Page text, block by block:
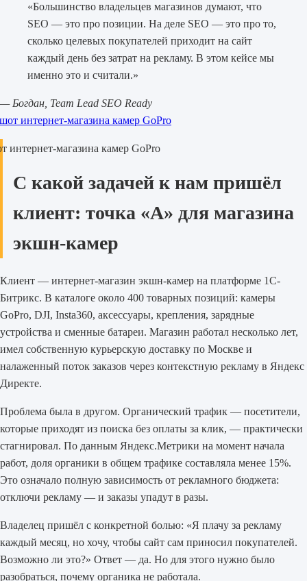
«Большинство владельцев магазинов думают, что
SEO — это про позиции. На деле SEO — это про то,
сколько целевых покупателей приходит на сайт
каждый день без затрат на рекламу. В этом кейсе мы
именно это и считали.»
— Богдан, Team Lead SEO Ready
интернет-магазина камер GoPro
С какой задачей к нам пришёл
клиент: точка «А» для магазина
экшн-камер
Клиент — интернет-магазин экшн-камер на платформе 1С-
Битрикс. В каталоге около 400 товарных позиций: камеры
GoPro, DJI, Insta360, аксессуары, крепления, зарядные
устройства и сменные батареи. Магазин работал несколько лет,
имел собственную курьерскую доставку по Москве и
налаженный поток заказов через контекстную рекламу в Яндекс
Директе.
Проблема была в другом. Органический трафик — посетители,
которые приходят из поиска без оплаты за клик, — практически
стагнировал. По данным Яндекс.Метрики на момент начала
работ, доля органики в общем трафике составляла менее 15%.
Это означало полную зависимость от рекламного бюджета:
отключи рекламу — и заказы упадут в разы.
Владелец пришёл с конкретной болью: «Я плачу за рекламу
каждый месяц, но хочу, чтобы сайт сам приносил покупателей.
Возможно ли это?» Ответ — да. Но для этого нужно было
разобраться, почему органика не работала.